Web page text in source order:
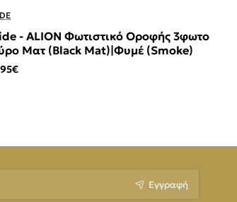
- ALION Φωτιστικό Οροφής 3φωτο
Ματ (Black Mat)|Φυμέ (Smoke)
Εγγραφή